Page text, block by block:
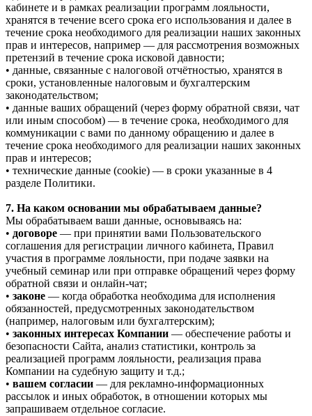
кабинете и в рамках реализации программ лояльности,
хранятся в течение всего срока его использования и далее в
течение срока необходимого для реализации наших законных
прав и интересов, например — для рассмотрения возможных
претензий в течение срока исковой давности;
• данные, связанные с налоговой отчётностью, хранятся в
сроки, установленные налоговым и бухгалтерским
законодательством;
• данные ваших обращений (через форму обратной связи, чат
или иным способом) — в течение срока, необходимого для
коммуникации с вами по данному обращению и далее в
течение срока необходимого для реализации наших законных
прав и интересов;
• технические данные (cookie) — в сроки указанные в 4
разделе Политики.
7. На каком основании мы обрабатываем данные?
Мы обрабатываем ваши данные, основываясь на:
• договоре — при принятии вами Пользовательского
соглашения для регистрации личного кабинета, Правил
участия в программе лояльности, при подаче заявки на
учебный семинар или при отправке обращений через форму
обратной связи и онлайн-чат;
• законе — когда обработка необходима для исполнения
обязанностей, предусмотренных законодательством
(например, налоговым или бухгалтерским);
• законных интересах Компании — обеспечение работы и
безопасности Сайта, анализ статистики, контроль за
реализацией программ лояльности, реализация права
Компании на судебную защиту и т.д.;
• вашем согласии — для рекламно-информационных
рассылок и иных обработок, в отношении которых мы
запрашиваем отдельное согласие.